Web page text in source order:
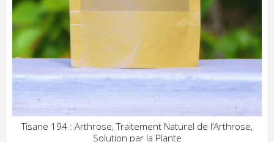
Tisane 194 : Arthrose, Traitement Naturel de l’Arthrose,
Solution par la Plante